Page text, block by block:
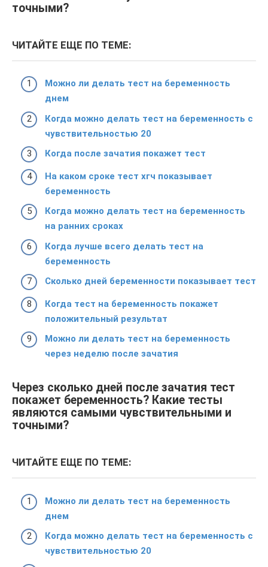
точными?
ЧИТАЙТЕ ЕЩЕ ПО ТЕМЕ:
Можно ли делать тест на беременность
днем
Когда можно делать тест на беременность с
чувствительностью 20
Когда после зачатия покажет тест
На каком сроке тест хгч показывает
беременность
Когда можно делать тест на беременность
на ранних сроках
Когда лучше всего делать тест на
беременность
Сколько дней беременности показывает тест
Когда тест на беременность покажет
положительный результат
Можно ли делать тест на беременность
через неделю после зачатия
Через сколько дней после зачатия тест
покажет беременность? Какие тесты
являются самыми чувствительными и
точными?
ЧИТАЙТЕ ЕЩЕ ПО ТЕМЕ:
Можно ли делать тест на беременность
днем
Когда можно делать тест на беременность с
чувствительностью 20